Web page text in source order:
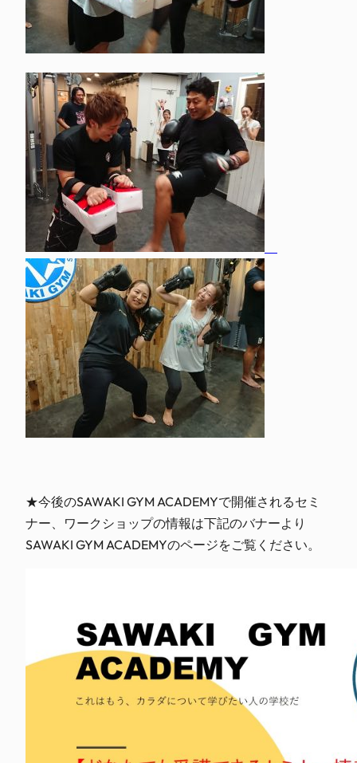
★今後のSAWAKI GYM ACADEMYで開催されるセミ
ナー、ワークショップの情報は下記のバナーより
SAWAKI GYM ACADEMYのページをご覧ください。